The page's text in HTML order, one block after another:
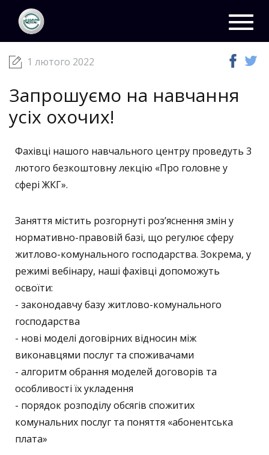
ЦКС
1 лютого 2022
Запрошуємо на навчання
усіх охочих!
Фахівці нашого навчального центру проведуть 3
лютого безкоштовну лекцію «Про головне у
сфері ЖКГ».
Заняття містить розгорнуті роз’яснення змін у
нормативно-правовій базі, що регулює сферу
житлово-комунального господарства. Зокрема, у
режимі вебінару, наші фахівці допоможуть
освоїти:
- законодавчу базу житлово-комунального
господарства
- нові моделі договірних відносин між
виконавцями послуг та споживачами
- алгоритм обрання моделей договорів та
особливості їх укладення
- порядок розподілу обсягів спожитих
комунальних послуг та поняття «абонентська
плата»